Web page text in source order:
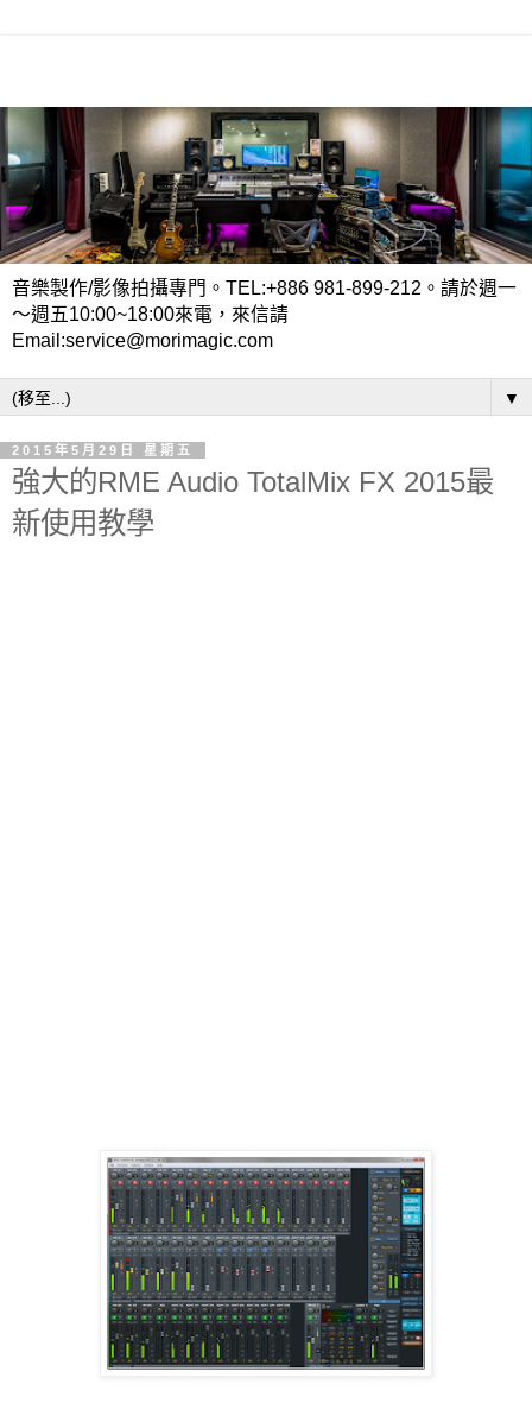
音樂製作/影像拍攝專門。TEL:+886 981-899-212。請於週一
～週五10:00~18:00來電，來信請
Email:service@morimagic.com
▼
2015年5月29日 星期五
強大的RME Audio TotalMix FX 2015最
新使用教學